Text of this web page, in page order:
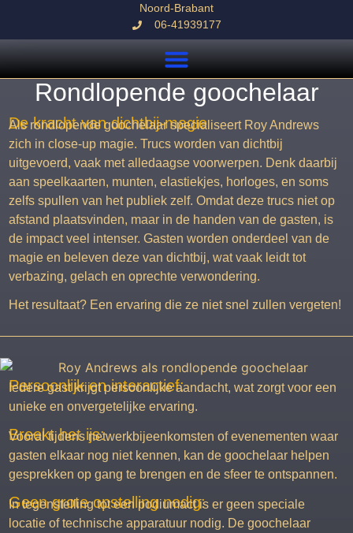
Noord-Brabant
06-41939177
Rondlopende goochelaar
De kracht van dichtbij-magie
Als rondlopende goochelaar specialiseert Roy Andrews
zich in close-up magie. Trucs worden van dichtbij
uitgevoerd, vaak met alledaagse voorwerpen. Denk daarbij
aan speelkaarten, munten, elastiekjes, horloges, en soms
zelfs spullen van het publiek zelf. Omdat deze trucs niet op
afstand plaatsvinden, maar in de handen van de gasten, is
de impact veel intenser. Gasten worden onderdeel van de
magie en beleven deze van dichtbij, wat vaak leidt tot
verbazing, gelach en oprechte verwondering.
Het resultaat? Een ervaring die ze niet snel zullen vergeten!
Persoonlijk en interactief:
Iedere gast krijgt persoonlijke aandacht, wat zorgt voor een
unieke en onvergetelijke ervaring.
Breekt het ijs:
Vooral tijdens netwerkbijeenkomsten of evenementen waar
gasten elkaar nog niet kennen, kan de goochelaar helpen
gesprekken op gang te brengen en de sfeer te ontspannen.
Geen grote opstelling nodig:
In tegenstelling tot een podiumact is er geen speciale
locatie of technische apparatuur nodig. De goochelaar